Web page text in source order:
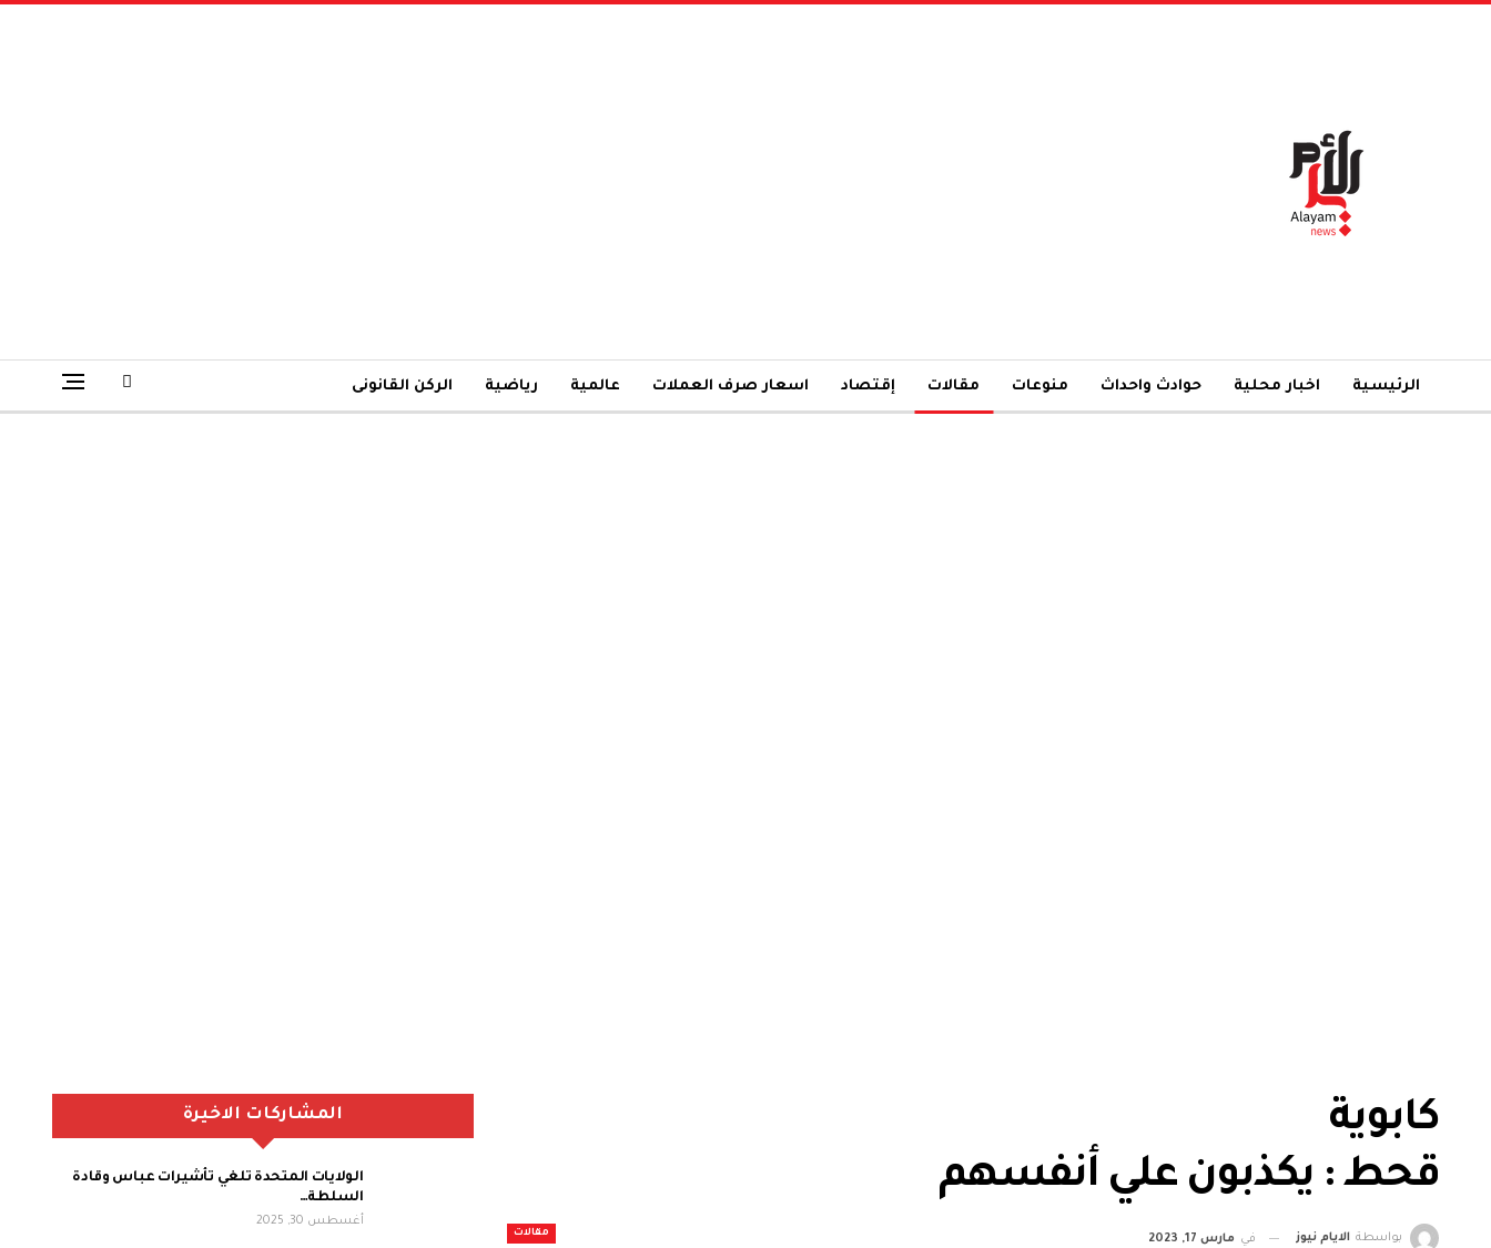
الرئيسية اخبار محلية حوادث واحداث منوعات مقالات إقتصاد اسعار صرف العملات عالمية رياضية الركن القانونى
كابوية
قحط : يكذبون علي أنفسهم
مقالات بواسطة الايام نيوز في مارس 17, 2023
المشاركات الاخيرة
الولايات المتحدة تلغي تأشيرات عباس وقادة
السلطة…
أغسطس 30, 2025